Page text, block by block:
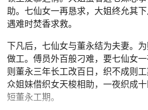
助。七仙女一再恳求，大姐终允其
遇难时焚香求救。
下凡后，七仙女与董永结为夫妻。
做工。傅员外百般刁难，要七仙女
则董永三年长工改百日，织不成则
众姐妹借织女天梭相助，一夜织成
短董永工期。